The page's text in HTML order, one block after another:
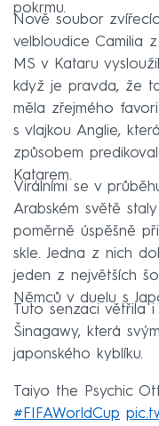
pokrmu.
Nově soubor
velbloudice Camilia
MS v Kataru
když je pravda, že
měla zřejmého
s vlajkou Anglie,
způsobem
Katarem.
Virálními se v
Arabském světě
poměrně úspěšně
skle. Jedna z nich
jeden z největších
Němců v duelu s
Tuto senzaci větřila
Šinagawy, která
japonského kyblíku.
Taiyo the Psychic
#FIFAWorldCup